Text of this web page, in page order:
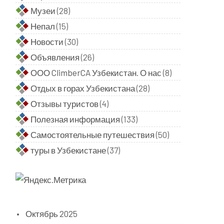
Музеи(28)
Непал(15)
Новости(30)
Объявления(26)
ООО ClimberCA Узбекистан. О нас(8)
Отдых в горах Узбекистана(28)
Отзывы туристов(4)
Полезная информация(133)
Самостоятельные путешествия(50)
туры в Узбекистане(37)
Октябрь 2025